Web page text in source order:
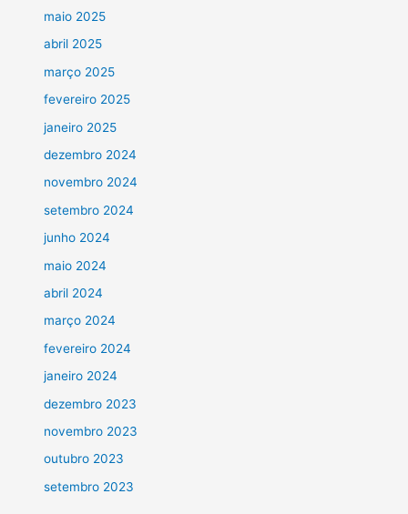
maio 2025
abril 2025
março 2025
fevereiro 2025
janeiro 2025
dezembro 2024
novembro 2024
setembro 2024
junho 2024
maio 2024
abril 2024
março 2024
fevereiro 2024
janeiro 2024
dezembro 2023
novembro 2023
outubro 2023
setembro 2023